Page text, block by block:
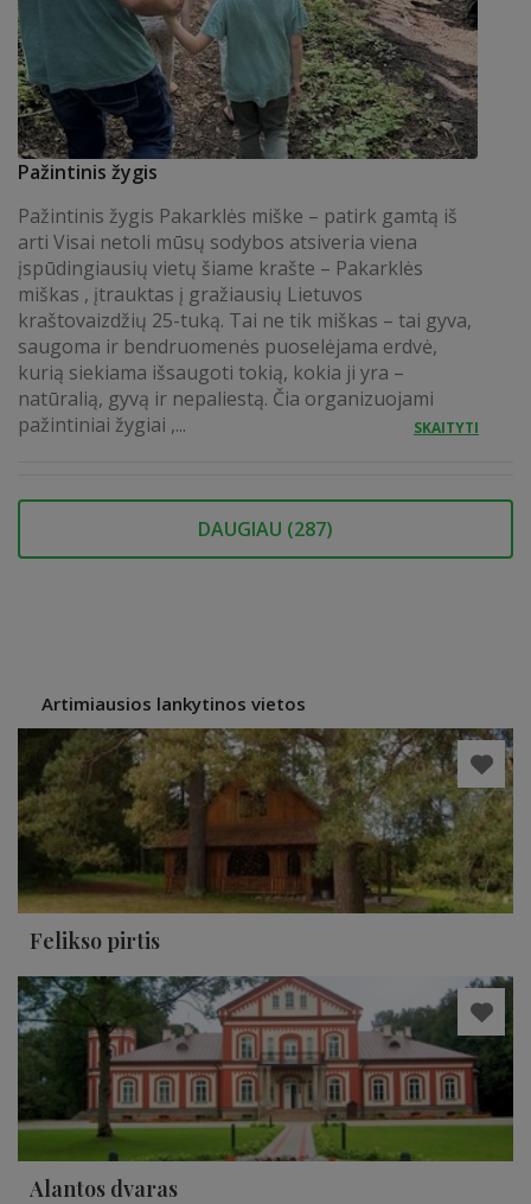
Pažintinis žygis
Pažintinis žygis Pakarklės miške – patirk gamtą iš
arti Visai netoli mūsų sodybos atsiveria viena
įspūdingiausių vietų šiame krašte – Pakarklės
miškas , įtrauktas į gražiausių Lietuvos
kraštovaizdžių 25-tuką. Tai ne tik miškas – tai gyva,
saugoma ir bendruomenės puoselėjama erdvė,
kurią siekiama išsaugoti tokią, kokia ji yra –
natūralią, gyvą ir nepaliestą. Čia organizuojami
pažintiniai žygiai ,...
SKAITYTI
DAUGIAU (287)
Artimiausios lankytinos vietos
Felikso pirtis
Alantos dvaras